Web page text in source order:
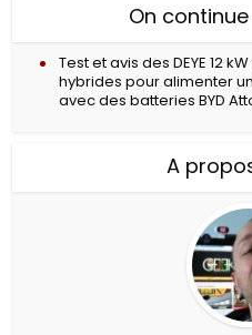
On
Test et avis des DEYE 12
hybrides pour alimenter
avec des batteries BYD
A